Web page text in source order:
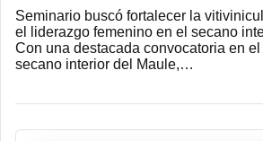
Seminario buscó fortalecer la
el liderazgo femenino en el secano
Con una destacada convocatoria en el
secano interior del Maule,…